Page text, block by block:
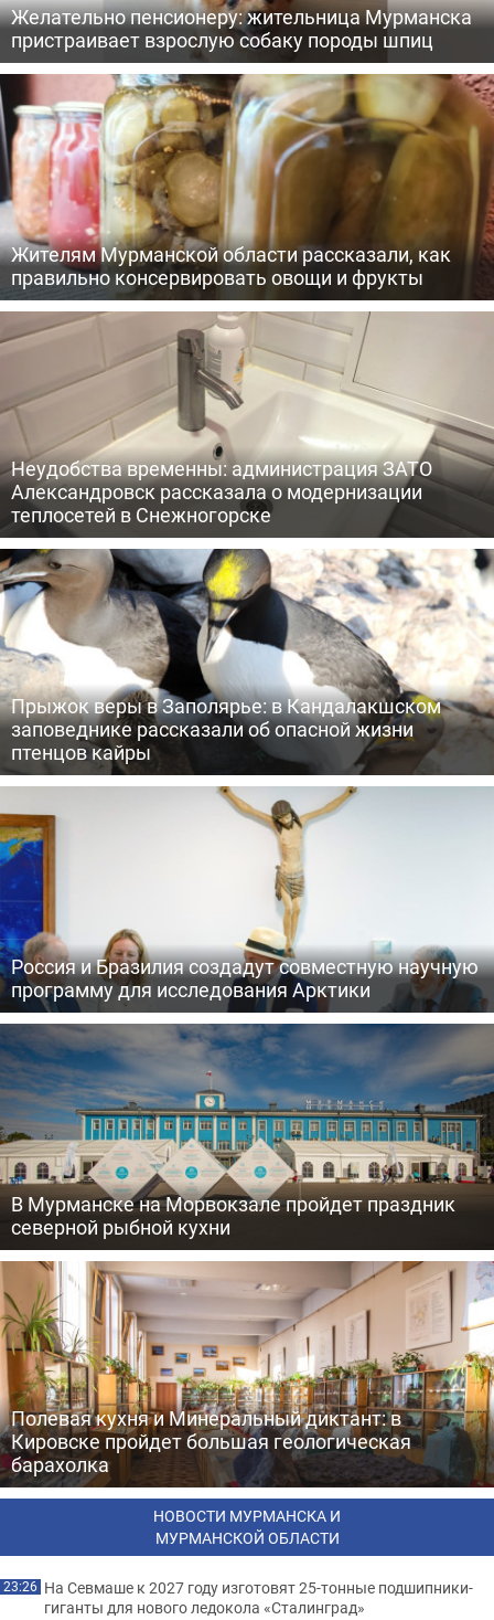
Желательно пенсионеру: жительница Мурманска
пристраивает взрослую собаку породы шпиц
Жителям Мурманской области рассказали, как
правильно консервировать овощи и фрукты
Неудобства временны: администрация ЗАТО
Александровск рассказала о модернизации
теплосетей в Снежногорске
Прыжок веры в Заполярье: в Кандалакшском
заповеднике рассказали об опасной жизни
птенцов кайры
Россия и Бразилия создадут совместную научную
программу для исследования Арктики
В Мурманске на Морвокзале пройдет праздник
северной рыбной кухни
Полевая кухня и Минеральный диктант: в
Кировске пройдет большая геологическая
барахолка
НОВОСТИ МУРМАНСКА И
МУРМАНСКОЙ ОБЛАСТИ
23:26 На Севмаше к 2027 году изготовят 25-тонные подшипники-
гиганты для нового ледокола «Сталинград»